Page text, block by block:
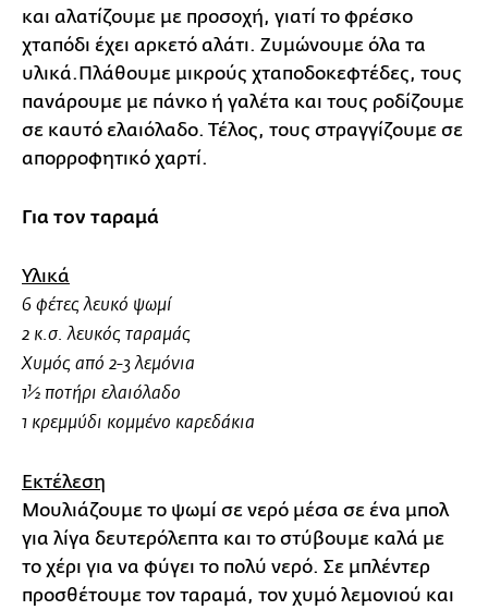
και αλατίζουμε με προσοχή, γιατί το φρέσκο
χταπόδι έχει αρκετό αλάτι. Ζυμώνουμε όλα τα
υλικά.Πλάθουμε μικρούς χταποδοκεφτέδες, τους
πανάρουμε με πάνκο ή γαλέτα και τους ροδίζουμε
σε καυτό ελαιόλαδο. Τέλος, τους στραγγίζουμε σε
απορροφητικό χαρτί.
Για τον ταραμά
Υλικά
6 φέτες λευκό ψωμί
2 κ.σ. λευκός ταραμάς
Χυμός από 2-3 λεμόνια
1½ ποτήρι ελαιόλαδο
1 κρεμμύδι κομμένο καρεδάκια
Εκτέλεση
Μουλιάζουμε το ψωμί σε νερό μέσα σε ένα μπολ
για λίγα δευτερόλεπτα και το στύβουμε καλά με
το χέρι για να φύγει το πολύ νερό. Σε μπλέντερ
προσθέτουμε τον ταραμά, τον χυμό λεμονιού και